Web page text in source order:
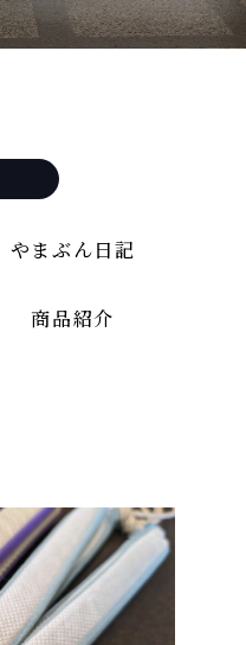
やまぶん日記
商品紹介